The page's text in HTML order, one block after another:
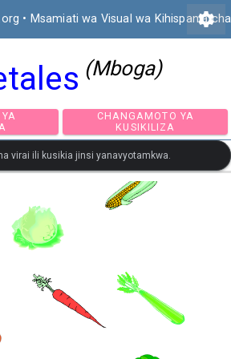
• Msamiati wa Visual wa Kihispania
settings
(Mboga)
YA
CHANGAMOTO
KUSIKILIZA
virai ili kusikia jinsi yanavyotamkwa.